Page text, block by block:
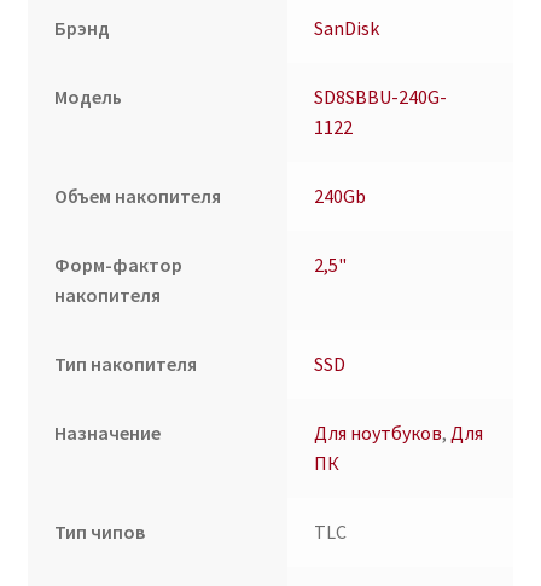
Брэнд SanDisk
Модель
SD8SBBU-240G-
1122
Объем накопителя 240Gb
Форм-фактор
накопителя
2,5"
Тип накопителя SSD
Назначение Для ноутбуков, Для
ПК
Тип чипов TLC